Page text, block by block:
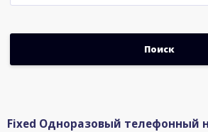
Fixed Одноразовый телефонный